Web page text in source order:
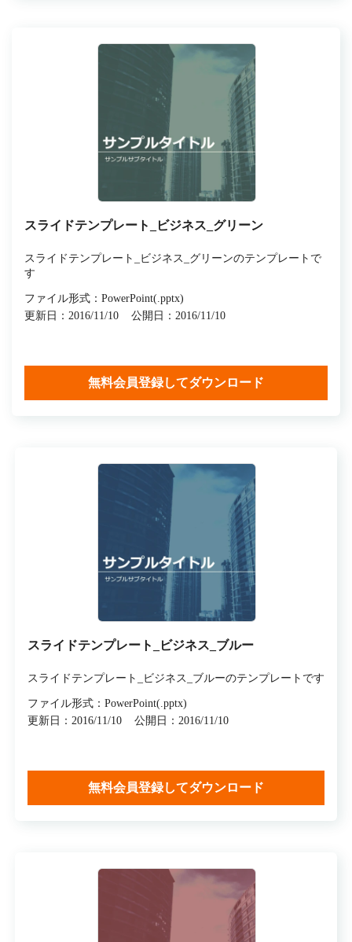
スライドテンプレート_ビジネス_グリーン
スライドテンプレート_ビジネス_グリーンのテンプレートで
す
ファイル形式：PowerPoint(.pptx)
更新日：2016/11/10
公開日：2016/11/10
無料会員登録してダウンロード
スライドテンプレート_ビジネス_ブルー
スライドテンプレート_ビジネス_ブルーのテンプレートです
ファイル形式：PowerPoint(.pptx)
更新日：2016/11/10
公開日：2016/11/10
無料会員登録してダウンロード